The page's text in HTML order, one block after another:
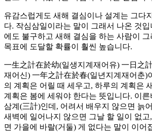
유감스럽게도 새해 결심이나 설계는 그다
다. 작심삼일이라는 말이 그래서 나온 것
에도 불구하고 새해 결심을 하는 사람이
목표에 도달할 확률이 훨씬 높습니다.
一生之計在於幼(일생지계재어유) 一日之
재어신) 一年之計在於春(일년지계재어춘)
의 계획은 어릴 때 세우고, 하루의 계획은
계획은 봄에 세워야 한다는 뜻입니다. 이
삼계(三計)인데, 어려서 배우지 않으면 늙
새벽에 일어나지 않으면 그날 할 일이 없
면 가을에 바랄(거둘) 게 없다는 말이 이어